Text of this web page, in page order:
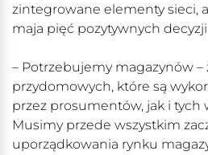
zintegrowane elementy sieci,
maja pięć pozytywnych
– Potrzebujemy magazynów –
przydomowych, które są
przez prosumentów, jak i tych
Musimy przede wszystkim
uporządkowania rynku